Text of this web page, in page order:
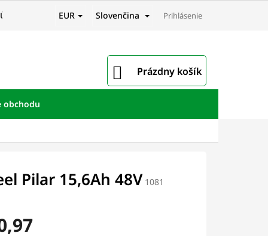
EUR Slovenčina Prihlásenie
NÁKUPNÝ
KOŠÍK
Prázdny košík
obchodu
Pilar 15,6Ah 48V 1081